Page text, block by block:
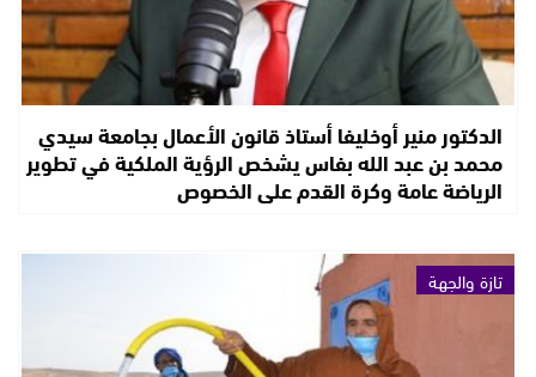
الدكتور منير أوخليفا أستاذ قانون الأعمال بجامعة سيدي
محمد بن عبد الله بفاس يشخص الرؤية الملكية في تطوير
الرياضة عامة وكرة القدم على الخصوص
تازة والجهة